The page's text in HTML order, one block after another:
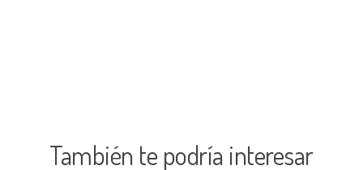
También te podría interesar